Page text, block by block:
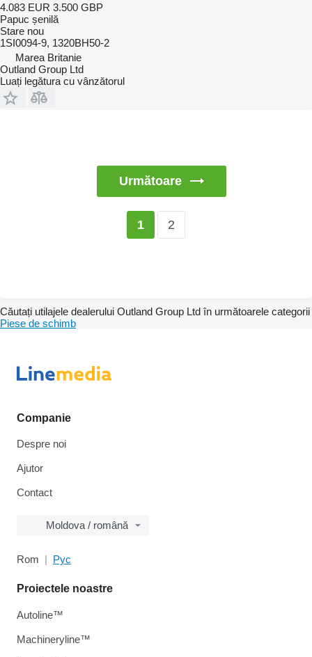
4.083 EUR 3.500 GBP
Papuc șenilă
Stare nou
1SI0094-9, 1320BH50-2
Marea Britanie
Outland Group Ltd
Luați legătura cu vânzătorul
Următoare
1 2
Căutați utilajele dealerului Outland Group Ltd în următoarele categorii
Piese de schimb
Companie
Despre noi
Ajutor
Contact
Moldova / română
Rom Рус
Proiectele noastre
Autoline™
Machineryline™